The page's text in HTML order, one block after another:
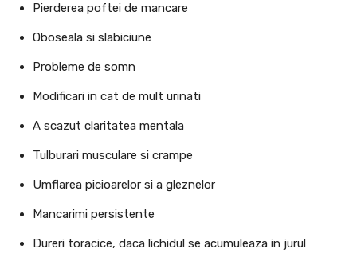
Pierderea poftei de mancare
Oboseala si slabiciune
Probleme de somn
Modificari in cat de mult urinati
A scazut claritatea mentala
Tulburari musculare si crampe
Umflarea picioarelor si a gleznelor
Mancarimi persistente
Dureri toracice, daca lichidul se acumuleaza in jurul